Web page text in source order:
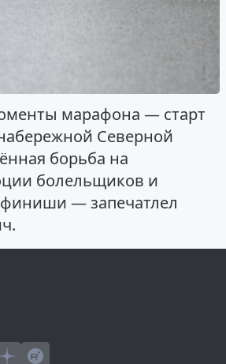
марафона — старт
Северной
борьба на
болельщиков и
— запечатлел